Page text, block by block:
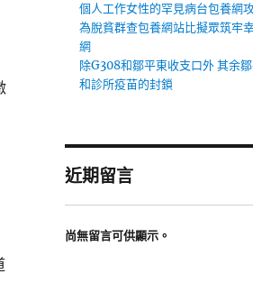
個人工作女性的罕見病台包養網
為脫貧群查包養網站比擬眾筑牢
網
除G308和鄒平東收支口外 其余
和診所疫苗的封鎖
近期留言
尚無留言可供顯示。